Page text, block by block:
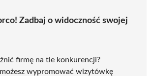
Zadbaj o widoczność swojej
firmę na tle konkurencji?
wypromować wizytówkę